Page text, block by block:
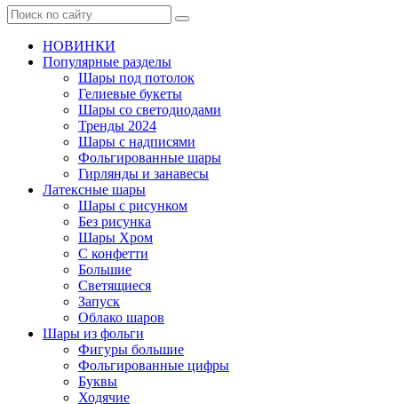
НОВИНКИ
Популярные разделы
Шары под потолок
Гелиевые букеты
Шары со светодиодами
Тренды 2024
Шары с надписями
Фольгированные шары
Гирлянды и занавесы
Латексные шары
Шары с рисунком
Без рисунка
Шары Хром
C конфетти
Большие
Светящиеся
Запуск
Облако шаров
Шары из фольги
Фигуры большие
Фольгированные цифры
Буквы
Ходячие